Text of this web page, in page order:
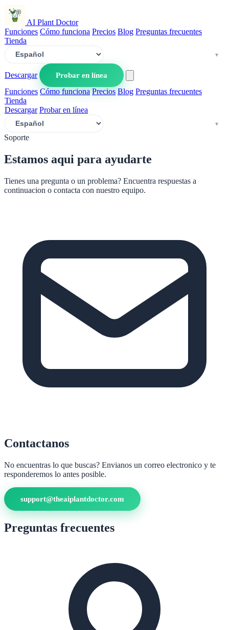
AI Plant Doctor
Funciones Cómo funciona Precios Blog Preguntas frecuentes
Tienda
Descargar
Probar en línea
Funciones Cómo funciona Precios Blog Preguntas frecuentes
Tienda
Descargar Probar en línea
Soporte
Estamos aqui para ayudarte
Tienes una pregunta o un problema? Encuentra respuestas a
continuacion o contacta con nuestro equipo.
Contactanos
No encuentras lo que buscas? Envianos un correo electronico y te
responderemos lo antes posible.
support@theaiplantdoctor.com
Preguntas frecuentes